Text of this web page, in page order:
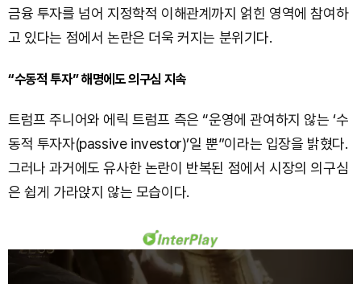
금융 투자를 넘어 지정학적 이해관계까지 얽힌 영역에 참여하
고 있다는 점에서 논란은 더욱 커지는 분위기다.
“수동적 투자” 해명에도 의구심 지속
트럼프 주니어와 에릭 트럼프 측은 “운영에 관여하지 않는 ‘수
동적 투자자(passive investor)’일 뿐”이라는 입장을 밝혔다.
그러나 과거에도 유사한 논란이 반복된 점에서 시장의 의구심
은 쉽게 가라앉지 않는 모습이다.